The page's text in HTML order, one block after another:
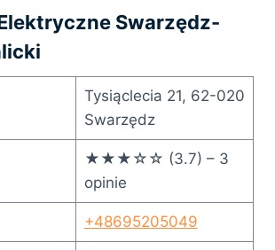
Swarzędz-
Tysiąclecia 21, 62-020
Swarzędz
★★★☆☆ (3.7) – 3
opinie
+48695205049